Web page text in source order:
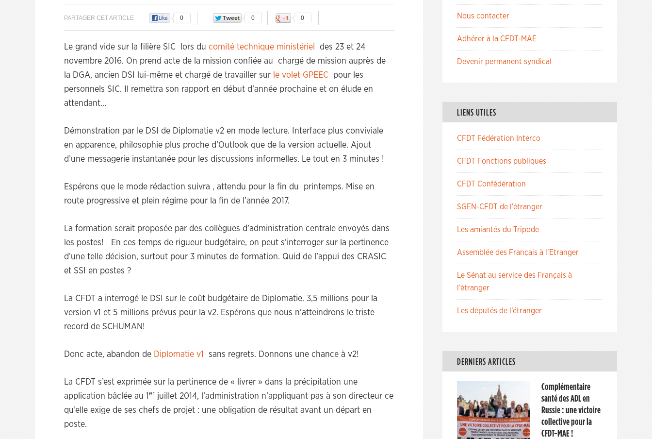
PARTAGER CET ARTICLE 0 0 0
Le grand vide sur la filière SIC lors du comité technique ministériel
des 23 et 24
novembre 2016. On prend acte de la mission confiée au chargé de mission auprès de
la DGA, ancien DSI lui-même et chargé de travailler sur le volet GPEEC pour les
personnels SIC. Il remettra son rapport en début d’année prochaine et on élude en
attendant…
Démonstration par le DSI de Diplomatie v2 en mode lecture. Interface plus conviviale
en apparence, philosophie plus proche d’Outlook que de la version actuelle. Ajout
d’une messagerie instantanée pour les discussions informelles. Le tout en 3 minutes !
Espérons que le mode rédaction suivra , attendu pour la fin du printemps. Mise en
route progressive et plein régime pour la fin de l’année 2017.
La formation serait proposée par des collègues d’administration centrale envoyés dans
les postes! En ces temps de rigueur budgétaire, on peut s’interroger sur la pertinence
d’une telle décision, surtout pour 3 minutes de formation. Quid de l’appui des CRASIC
et SSI en postes ?
La CFDT a interrogé le DSI sur le coût budgétaire de Diplomatie. 3,5 millions pour la
version v1 et 5 millions prévus pour la v2. Espérons que nous n’atteindrons le triste
record de SCHUMAN!
Donc acte, abandon de Diplomatie v1 sans regrets. Donnons une chance à v2!
La CFDT s’est exprimée sur la pertinence de « livrer » dans la précipitation une
application bâclée au 1 er juillet 2014, l’administration n’appliquant pas à son directeur ce
qu’elle exige de ses chefs de projet : une obligation de résultat avant un départ en
poste.
Nous contacter
Adhérer à la CFDT-MAE
Devenir permanent syndical
LIENS UTILES
CFDT Fédération Interco
CFDT Fonctions publiques
CFDT Confédération
SGEN-CFDT de l’étranger
Les amiantés du Tripode
Assemblée des Français à l’Etranger
Le Sénat au service des Français à
l’étranger
Les députés de l’étranger
DERNIERS ARTICLES
Complémentaire
santé des ADL en
Russie : une victoire
collective pour la
CFDT-MAE !